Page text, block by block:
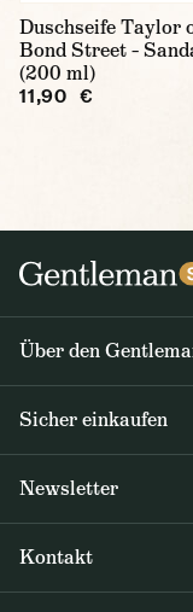
Duschseife Taylor
Bond Street –
(200 ml)
11,90 €
Über den
Journal
Sicher einkaufen
AGB / Datenschutz
Newsletter
Gentleman Store sowie
Sonderangebote
Kontakt